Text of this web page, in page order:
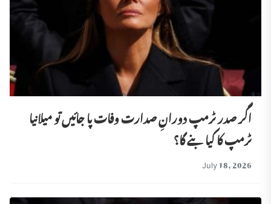
اگر صدر ٹرمپ دورانِ صدارت وفات پا جائیں تو میلانیا
ٹرمپ کا کیا بنے گا؟
July 18, 2026